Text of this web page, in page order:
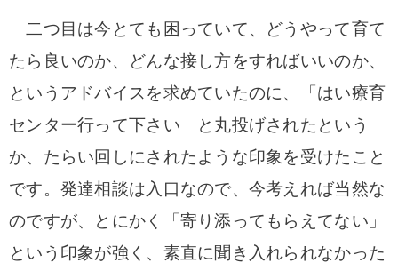
二つ目は今とても困っていて、どうやって育て
たら良いのか、どんな接し方をすればいいのか、
というアドバイスを求めていたのに、「はい療育
センター行って下さい」と丸投げされたという
か、たらい回しにされたような印象を受けたこと
です。発達相談は入口なので、今考えれば当然な
のですが、とにかく「寄り添ってもらえてない」
という印象が強く、素直に聞き入れられなかった